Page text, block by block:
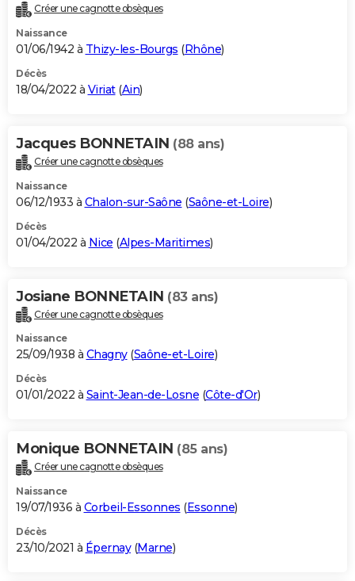
Créer une cagnotte obsèques
Naissance
01/06/1942 à Thizy-les-Bourgs (Rhône)
Décès
18/04/2022 à Viriat(Ain)
Jacques BONNETAIN (88 ans)
Créer une cagnotte obsèques
Naissance
06/12/1933 à Chalon-sur-Saône (Saône-et-Loire)
Décès
01/04/2022 à Nice (Alpes-Maritimes)
Josiane BONNETAIN (83 ans)
Créer une cagnotte obsèques
Naissance
25/09/1938 à Chagny(Saône-et-Loire)
Décès
01/01/2022 à Saint-Jean-de-Losne (Côte-d'Or)
Monique BONNETAIN (85 ans)
Créer une cagnotte obsèques
Naissance
19/07/1936 à Corbeil-Essonnes (Essonne)
Décès
23/10/2021 à Épernay(Marne)